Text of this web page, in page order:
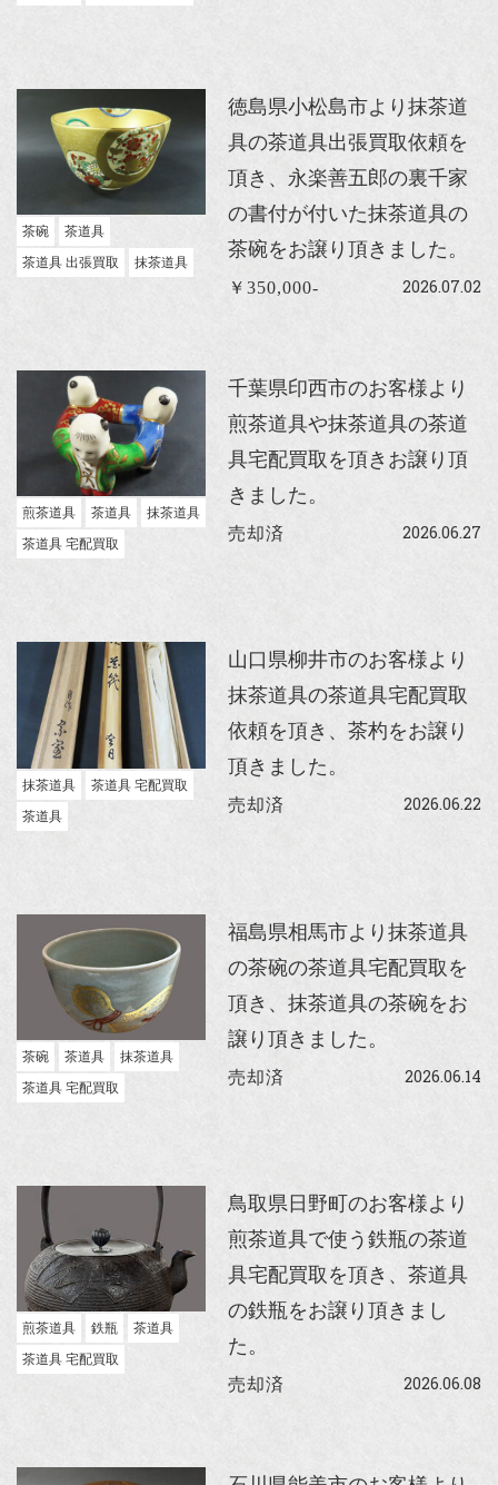
茶碗
茶道具
茶道具 出張買取
抹茶道具
徳島県小松島市より抹茶道
具の茶道具出張買取依頼を
頂き、永楽善五郎の裏千家
の書付が付いた抹茶道具の
茶碗をお譲り頂きました。
￥350,000- 2026.07.02
煎茶道具 茶道具
抹茶道具
茶道具 宅配買取
千葉県印西市のお客様より
煎茶道具や抹茶道具の茶道
具宅配買取を頂きお譲り頂
きました。
売却済 2026.06.27
抹茶道具
茶道具 宅配買取
茶道具
山口県柳井市のお客様より
抹茶道具の茶道具宅配買取
依頼を頂き、茶杓をお譲り
頂きました。
売却済 2026.06.22
茶碗 茶道具
抹茶道具
茶道具 宅配買取
福島県相馬市より抹茶道具
の茶碗の茶道具宅配買取を
頂き、抹茶道具の茶碗をお
譲り頂きました。
売却済 2026.06.14
煎茶道具 鉄瓶
茶道具
茶道具 宅配買取
鳥取県日野町のお客様より
煎茶道具で使う鉄瓶の茶道
具宅配買取を頂き、茶道具
の鉄瓶をお譲り頂きまし
た。
売却済 2026.06.08